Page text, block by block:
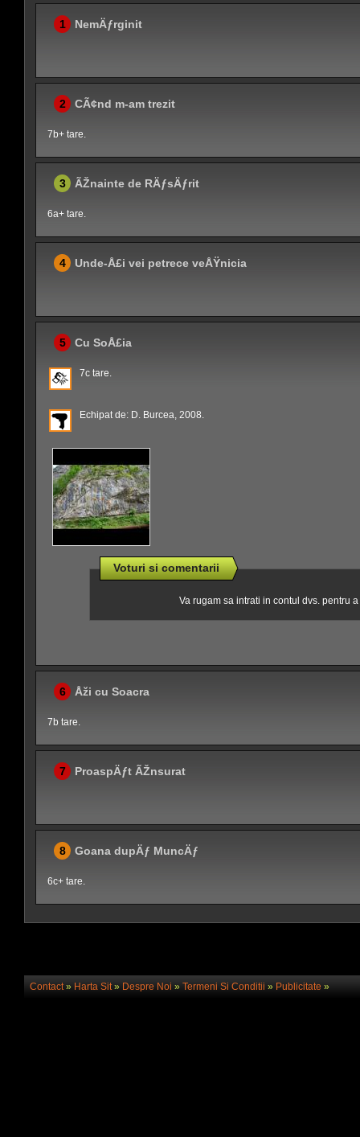
1 NemÄƒrginit
2 CÃ¢nd m-am trezit
7b+ tare.
3 ÃŽnainte de RÄƒsÄƒrit
6a+ tare.
4 Unde-Å£i vei petrece veÅŸnicia
5 Cu SoÅ£ia
7c tare.
Echipat de: D. Burcea, 2008.
Voturi si comentarii
Va rugam sa intrati in contul dvs. pentru
6 Åži cu Soacra
7b tare.
7 ProaspÄƒt ÃŽnsurat
8 Goana dupÄƒ MuncÄƒ
6c+ tare.
Contact» Harta Sit» Despre Noi » Termeni Si Conditii » Publicitate»